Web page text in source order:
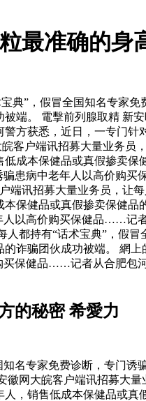
最准确的身
典”，假冒全国知名专
端。 電擊前列腺取精 新
获悉，近日，一专门针
客户端讯招募大量业务员
本保健品或真假掺卖
患病中老年人以高价购
端讯招募大量业务员，让
保健品或真假掺卖保健品
以高价购买保健品……
都持有“话术宝典”，
诈骗团伙成功被端。 網
保健品……记者从合肥
的秘密 希愛力
名专家免费诊断，专门
网大皖客户端讯招募大
销售低成本保健品或真